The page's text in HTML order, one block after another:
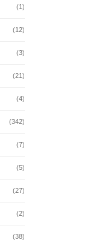
(1)
(12)
(3)
(21)
(4)
(342)
(7)
(5)
(27)
(2)
(38)